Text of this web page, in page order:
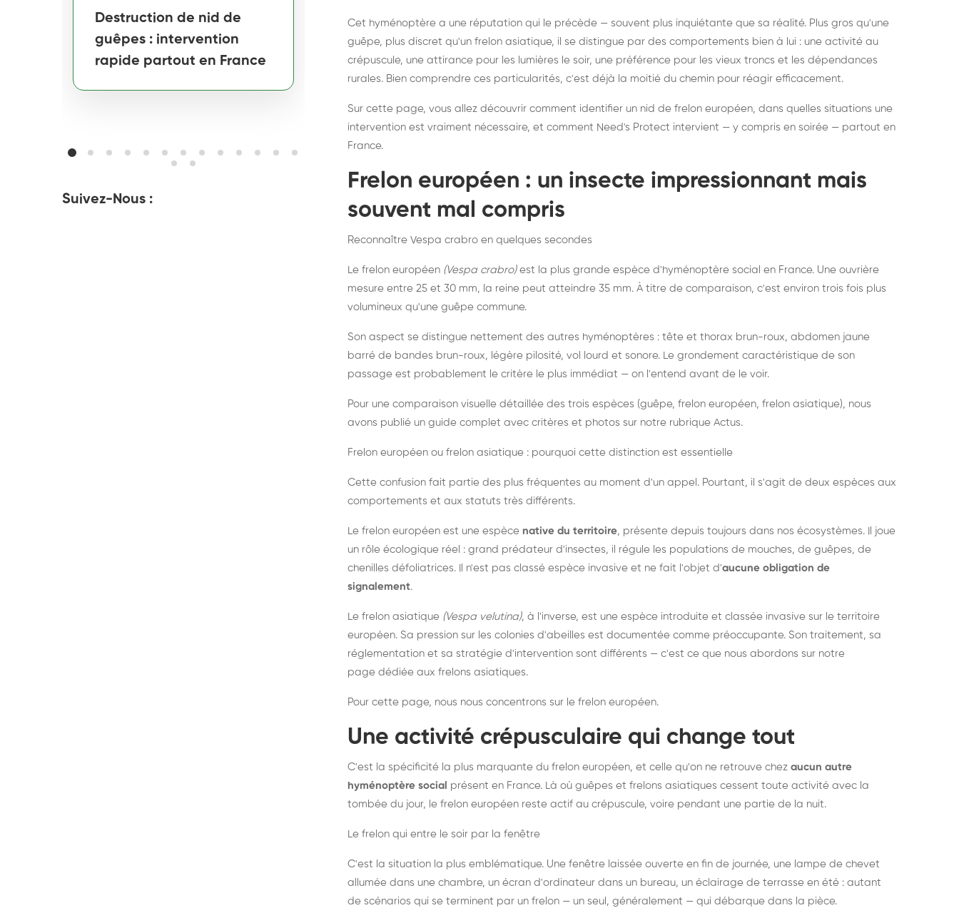
Destruction de nid de
guêpes : intervention
rapide partout en France
Destruction de nid de
frelons asiatiques :
intervention partout en
France
Dératisation : éliminer
durablement rats et
souris, partout en France
Suivez-Nous :
Cet hyménoptère a une réputation qui le précède — souvent plus inquiétante que sa réalité. Plus gros qu'une
guêpe, plus discret qu'un frelon asiatique, il se distingue par des comportements bien à lui : une activité au
crépuscule, une attirance pour les lumières le soir, une préférence pour les vieux troncs et les dépendances
rurales. Bien comprendre ces particularités, c'est déjà la moitié du chemin pour réagir efficacement.
Sur cette page, vous allez découvrir comment identifier un nid de frelon européen, dans quelles situations une
intervention est vraiment nécessaire, et comment Need's Protect intervient — y compris en soirée — partout en
France.
Frelon européen : un insecte impressionnant mais
souvent mal compris
Reconnaître Vespa crabro en quelques secondes
Le frelon européen (Vespa crabro)est la plus grande espèce d'hyménoptère social en France. Une ouvrière
mesure entre 25 et 30 mm, la reine peut atteindre 35 mm. À titre de comparaison, c'est environ trois fois plus
volumineux qu'une guêpe commune.
Son aspect se distingue nettement des autres hyménoptères : tête et thorax brun-roux, abdomen jaune
barré de bandes brun-roux, légère pilosité, vol lourd et sonore. Le grondement caractéristique de son
passage est probablement le critère le plus immédiat — on l'entend avant de le voir.
Pour une comparaison visuelle détaillée des trois espèces (guêpe, frelon européen, frelon asiatique), nous
avons publié un guide complet avec critères et photos sur notre rubrique Actus.
Frelon européen ou frelon asiatique : pourquoi cette distinction est essentielle
Cette confusion fait partie des plus fréquentes au moment d'un appel. Pourtant, il s'agit de deux espèces aux
comportements et aux statuts très différents.
Le frelon européen est une espèce native du territoire, présente depuis toujours dans nos écosystèmes. Il joue
un rôle écologique réel : grand prédateur d'insectes, il régule les populations de mouches, de guêpes, de
chenilles défoliatrices. Il n'est pas classé espèce invasive et ne fait l'objet d'aucune obligation de
signalement.
Le frelon asiatique (Vespa velutina), à l'inverse, est une espèce introduite et classée invasive sur le territoire
européen. Sa pression sur les colonies d'abeilles est documentée comme préoccupante. Son traitement, sa
réglementation et sa stratégie d'intervention sont différents — c'est ce que nous abordons sur notre
page dédiée aux frelons asiatiques.
Pour cette page, nous nous concentrons sur le frelon européen.
Une activité crépusculaire qui change tout
C'est la spécificité la plus marquante du frelon européen, et celle qu'on ne retrouve chez aucun autre
hyménoptère social présent en France. Là où guêpes et frelons asiatiques cessent toute activité avec la
tombée du jour, le frelon européen reste actif au crépuscule, voire pendant une partie de la nuit.
Le frelon qui entre le soir par la fenêtre
C'est la situation la plus emblématique. Une fenêtre laissée ouverte en fin de journée, une lampe de chevet
allumée dans une chambre, un écran d'ordinateur dans un bureau, un éclairage de terrasse en été : autant
de scénarios qui se terminent par un frelon — un seul, généralement — qui débarque dans la pièce.